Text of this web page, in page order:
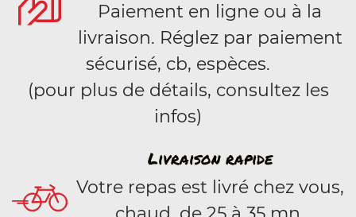
Paiement en ligne ou à la
livraison. Réglez par paiement
sécurisé, cb, espèces.
(pour plus de détails, consultez les
infos)
Livraison rapide
Votre repas est livré chez vous,